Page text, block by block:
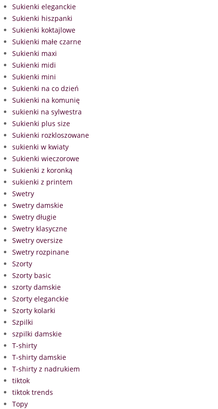
Sukienki eleganckie
Sukienki hiszpanki
Sukienki koktajlowe
Sukienki małe czarne
Sukienki maxi
Sukienki midi
Sukienki mini
Sukienki na co dzień
Sukienki na komunię
sukienki na sylwestra
Sukienki plus size
Sukienki rozkloszowane
sukienki w kwiaty
Sukienki wieczorowe
Sukienki z koronką
sukienki z printem
Swetry
Swetry damskie
Swetry długie
Swetry klasyczne
Swetry oversize
Swetry rozpinane
Szorty
Szorty basic
szorty damskie
Szorty eleganckie
Szorty kolarki
Szpilki
szpilki damskie
T-shirty
T-shirty damskie
T-shirty z nadrukiem
tiktok
tiktok trends
Topy